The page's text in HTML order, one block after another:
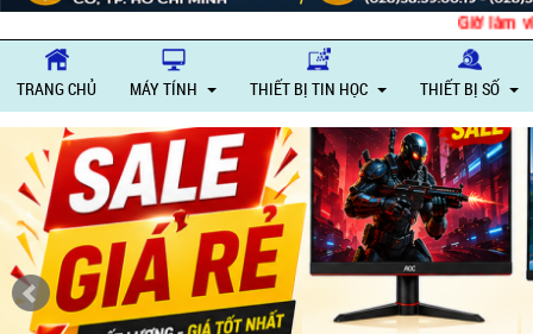
Giờ làm việc:
TRANG CHỦ MÁY TÍNH THIẾT BỊ TIN HỌC THIẾT BỊ SỐ